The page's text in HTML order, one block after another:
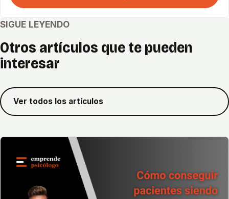
SIGUE LEYENDO
Otros artículos que te pueden
interesar
Ver todos los artículos